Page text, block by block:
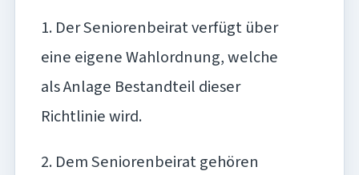
1. Der Seniorenbeirat verfügt über
eine eigene Wahlordnung, welche
als Anlage Bestandteil dieser
Richtlinie wird.
2. Dem Seniorenbeirat gehören